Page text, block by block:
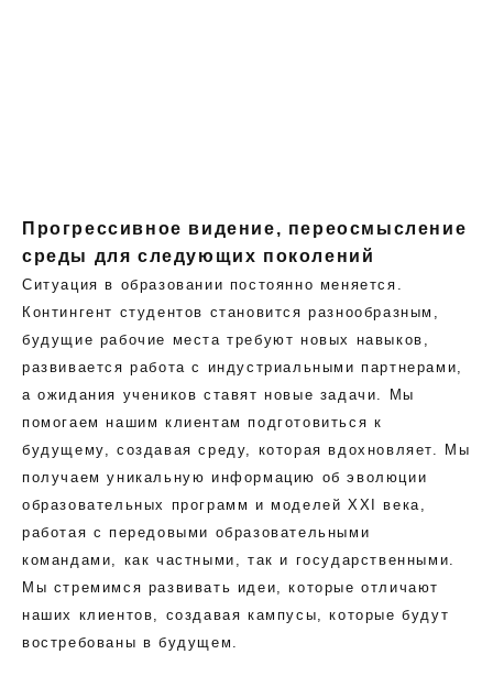
Прогрессивное видение, переосмысление
среды для следующих поколений
Ситуация в образовании постоянно меняется.
Контингент студентов становится разнообразным,
будущие рабочие места требуют новых навыков,
развивается работа с индустриальными партнерами,
а ожидания учеников ставят новые задачи. Мы
помогаем нашим клиентам подготовиться к
будущему, создавая среду, которая вдохновляет. Мы
получаем уникальную информацию об эволюции
образовательных программ и моделей XXI века,
работая с передовыми образовательными
командами, как частными, так и государственными.
Мы стремимся развивать идеи, которые отличают
наших клиентов, создавая кампусы, которые будут
востребованы в будущем.